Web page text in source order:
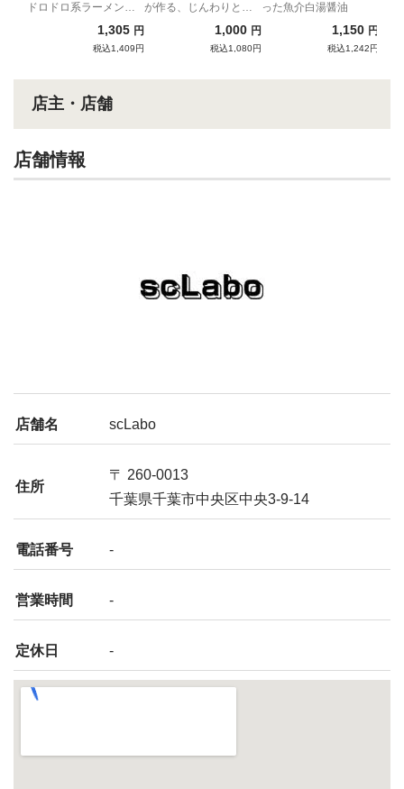
ドロドロ系ラーメンの
1,305 円
税込1,409円
が作る、じんわりと優
しい豚骨醤油ラーメ
1,000 円
税込1,080円
った魚介白湯醤油
1,150 円
税込1,242円
店主・店舗
店舗情報
店舗名 scLabo
住所
〒 260-0013
千葉県千葉市中央区中央3-9-14
電話番号 -
営業時間 -
定休日 -